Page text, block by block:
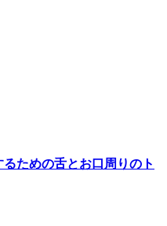
ための舌とお口周りのト